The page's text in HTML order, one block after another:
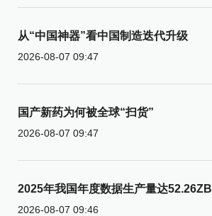
从“中国神器”看中国制造迭代升级
2026-08-07 09:47
国产新药为何被全球“扫货”
2026-08-07 09:47
2025年我国年度数据生产量达52.26ZB
2026-08-07 09:46